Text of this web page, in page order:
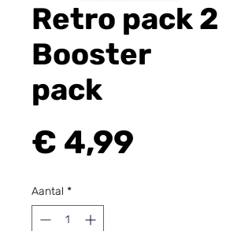
Retro pack 2
Booster
pack
€ 4,99
Aantal *